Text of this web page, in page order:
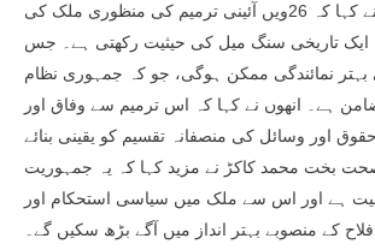
ہے۔ انہوں نے کہا کہ 26ویں آئینی ترمیم کی منظوری ملک کی
ایک تاریخی سنگ میل کی حیثیت رکھتی ہے۔ جس
بہتر نمائندگی ممکن ہوگی، جو کہ جمہوری نظام
ہے۔ انھوں نے کہا کہ اس ترمیم سے وفاق اور
اور وسائل کی منصفانہ تقسیم کو یقینی بنائے
بخت محمد کاکڑ نے مزید کہا کہ یہ جمہوریت
ہے اور اس سے ملک میں سیاسی استحکام اور
کے منصوبے بہتر انداز میں آگے بڑھ سکیں گے۔